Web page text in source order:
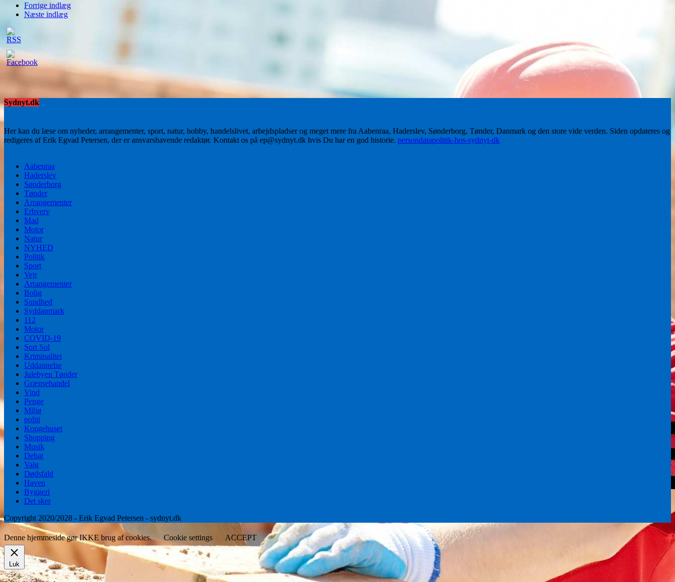
Forrige indlæg
Næste indlæg
Sydnyt.dk
Her kan du læse om nyheder, arrangementer, sport, natur, hobby, handelslivet, arbejdspladser og meget mere fra Aabenraa, Haderslev, Sønderborg, Tønder, Danmark og den store vide verden. Siden opdateres og
redigeres af Erik Egvad Petersen, der er ansvarshavende redaktør. Kontakt os på ep@sydnyt.dk hvis Du har en god historie. persondatapolitik-hos-sydnyt-dk
Aabenraa
Haderslev
Sønderborg
Tønder
Arrangementer
Erhverv
Mad
Motor
Natur
NYHED
Politik
Sport
Vejr
Arrangementer
Bolig
Sundhed
Syddanmark
112
Motor
COVID-19
Sort Sol
Kriminalitet
Uddannelse
Julebyen Tønder
Grænsehandel
Vind
Penge
Miljø
politi
Kongehuset
Shopping
Musik
Debat
Valg
Dødsfald
Haven
Byggeri
Det sker
Copyright 2020/2028 - Erik Egvad Petersen - sydnyt.dk
Denne hjemmeside gør IKKE brug af cookies. Cookie settings ACCEPT
Luk